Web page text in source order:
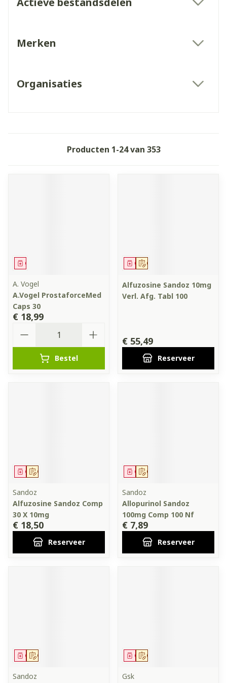
Merken
Organisaties
Producten 1-24van 353
Geneesmiddel
A. Vogel
A.Vogel ProstaforceMed
Caps 30
€ 18,99
Bestel
Op voorschrift
Geneesmiddel
Alfuzosine Sandoz 10mg
Verl. Afg. Tabl 100
€ 55,49
Reserveer
Op voorschrift
Geneesmiddel
Sandoz
Alfuzosine Sandoz Comp
30 X 10mg
€ 18,50
Reserveer
Op voorschrift
Geneesmiddel
Sandoz
Allopurinol Sandoz
100mg Comp 100 Nf
€ 7,89
Reserveer
Op voorschrift
Geneesmiddel
Sandoz
Op voorschrift
Geneesmiddel
Gsk